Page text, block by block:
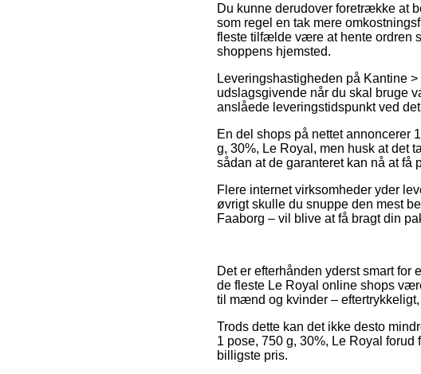
Du kunne derudover foretrække at
som regel en tak mere
fleste tilfælde være at hente ordren
shoppens hjemsted.
Leveringshastigheden på Kantine
udslagsgivende når du skal bruge
anslåede leveringstidspunkt ved
En del shops på nettet annoncerer
g, 30%, Le Royal, men husk at det
sådan at de garanteret kan nå at få
Flere internet virksomheder yder
øvrigt skulle du snuppe den mest
Faaborg – vil blive at få bragt din
Det er efterhånden yderst smart for
de fleste Le Royal online shops
til mænd og kvinder –
Trods dette kan det ikke desto
1 pose, 750 g, 30%, Le Royal
billigste pris.